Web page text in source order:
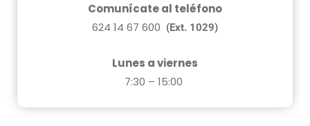
Comunícate al teléfono
624 14 67 600 (Ext. 1029)
Lunes a viernes
7:30 – 15:00